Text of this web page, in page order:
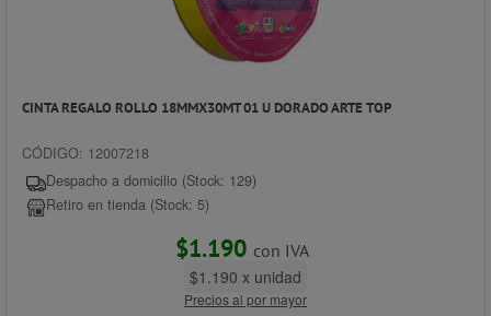
CINTA REGALO ROLLO 18MMX30MT 01 U DORADO ARTE TOP
CÓDIGO: 12007218
Despacho a domicilio (Stock: 129)
Retiro en tienda (Stock: 5)
$1.190 con IVA
$1.190 x unidad
Precios al por mayor